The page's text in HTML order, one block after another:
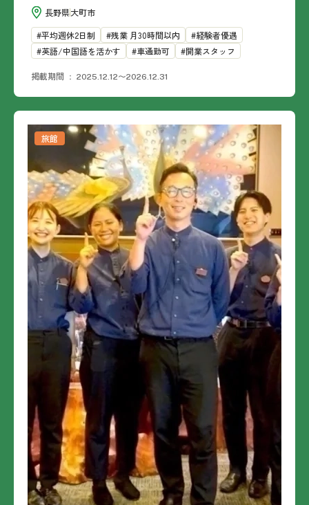
長野県大町市
平均週休2日制
残業 月30時間以内
経験者優遇
英語/中国語を活かす
車通勤可 開業スタッフ
掲載期間 2025.12.12〜2026.12.31
旅館